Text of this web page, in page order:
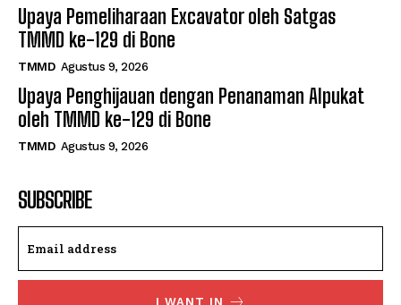
Upaya Pemeliharaan Excavator oleh Satgas
TMMD ke-129 di Bone
TMMD Agustus 9, 2026
Upaya Penghijauan dengan Penanaman Alpukat
oleh TMMD ke-129 di Bone
TMMD Agustus 9, 2026
SUBSCRIBE
I WANT IN